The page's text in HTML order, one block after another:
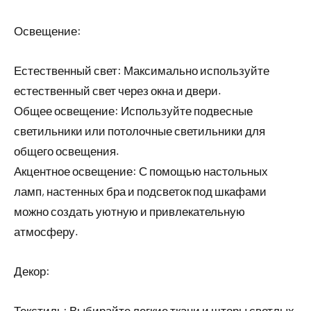
Освещение:
Естественный свет: Максимально используйте
естественный свет через окна и двери.
Общее освещение: Используйте подвесные
светильники или потолочные светильники для
общего освещения.
Акцентное освещение: С помощью настольных
ламп, настенных бра и подсветок под шкафами
можно создать уютную и привлекательную
атмосферу.
Декор: